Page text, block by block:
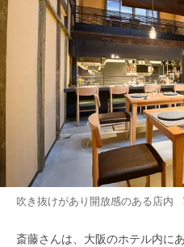
吹き抜けがあり開放感のある店内
斎藤さんは、大阪のホテル内に